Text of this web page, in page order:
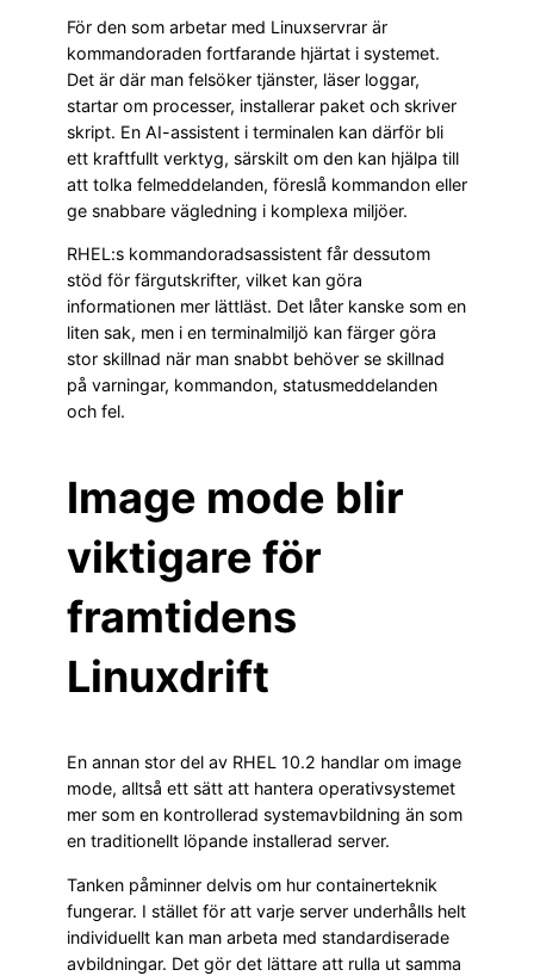
För den som arbetar med Linuxservrar är
kommandoraden fortfarande hjärtat i systemet.
Det är där man felsöker tjänster, läser loggar,
startar om processer, installerar paket och skriver
skript. En AI-assistent i terminalen kan därför bli
ett kraftfullt verktyg, särskilt om den kan hjälpa till
att tolka felmeddelanden, föreslå kommandon eller
ge snabbare vägledning i komplexa miljöer.
RHEL:s kommandoradsassistent får dessutom
stöd för färgutskrifter, vilket kan göra
informationen mer lättläst. Det låter kanske som en
liten sak, men i en terminalmiljö kan färger göra
stor skillnad när man snabbt behöver se skillnad
på varningar, kommandon, statusmeddelanden
och fel.
Image mode blir
viktigare för
framtidens
Linuxdrift
En annan stor del av RHEL 10.2 handlar om image
mode, alltså ett sätt att hantera operativsystemet
mer som en kontrollerad systemavbildning än som
en traditionellt löpande installerad server.
Tanken påminner delvis om hur containerteknik
fungerar. I stället för att varje server underhålls helt
individuellt kan man arbeta med standardiserade
avbildningar. Det gör det lättare att rulla ut samma